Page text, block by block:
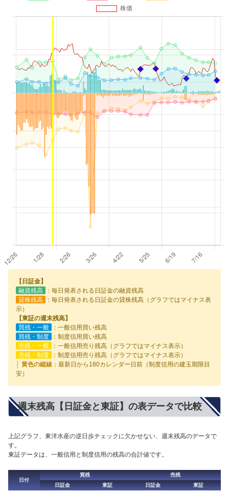
【日証金】
融資残高
：毎日発表される日証金の融資残高
貸株残高
：毎日発表される日証金の貸株残高（グラフではマイナス表
示）
【東証の週末残高】
買残・一般
：一般信用買い残高
買残・制度
：制度信用買い残高
売残・一般
：一般信用売り残高（グラフではマイナス表示）
売残・制度
：制度信用売り残高（グラフではマイナス表示）
│ 黄色の縦線 ：最新日から180カレンダー日前（制度信用の建玉期限目
安）
週末残高【日証金と東証】の表データで比較
上記グラフ、東洋水産の逆日歩チェックに欠かせない、週末残高のデータで
す。
東証データは、一般信用と制度信用の残高の合計値です。
日付
買残
売残
日証金
東証 日証金
東証